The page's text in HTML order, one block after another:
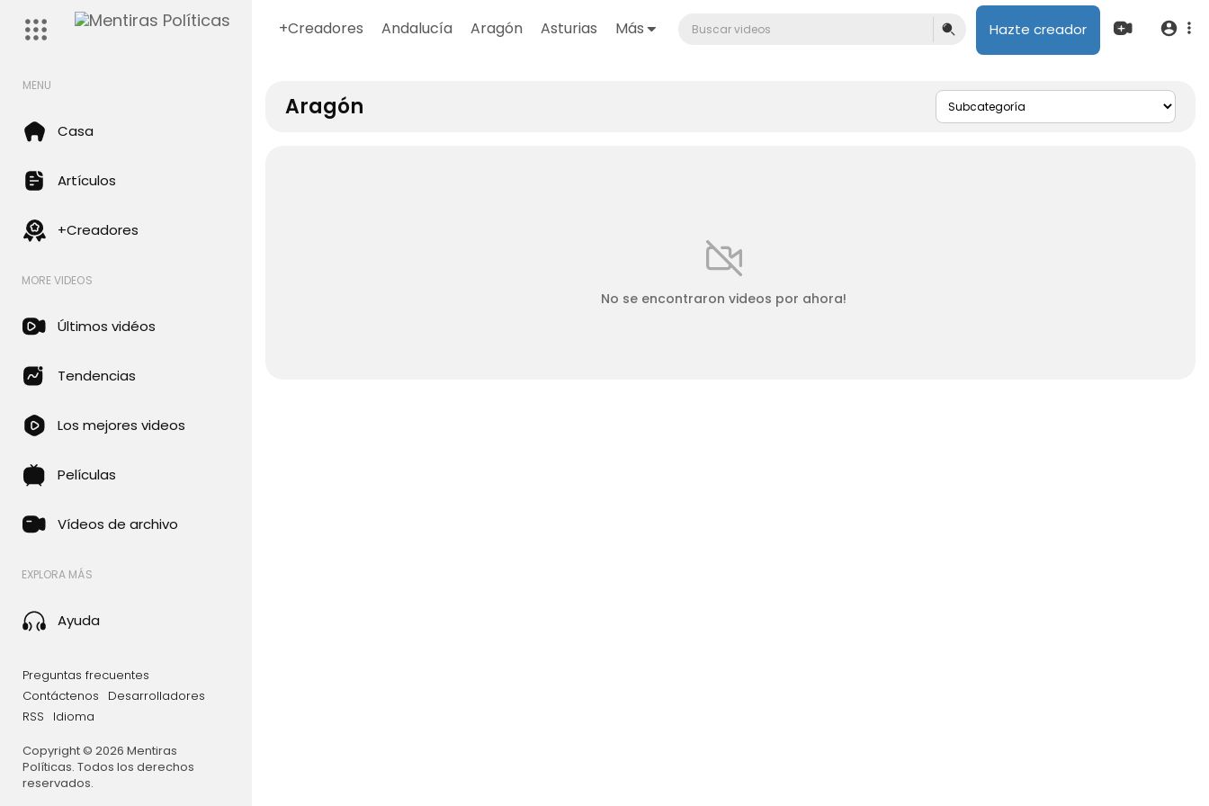
+Creadores Andalucía Aragón Asturias Más Hazte creador
MENU
Casa
Artículos
+Creadores
MORE VIDEOS
Últimos vidéos
Tendencias
Los mejores videos
Películas
Vídeos de archivo
EXPLORA MÁS
Ayuda
Preguntas frecuentes
Contáctenos
Desarrolladores
RSS
Idioma
Copyright © 2026 Mentiras
Políticas. Todos los derechos
reservados.
Aragón
No se encontraron videos por ahora!